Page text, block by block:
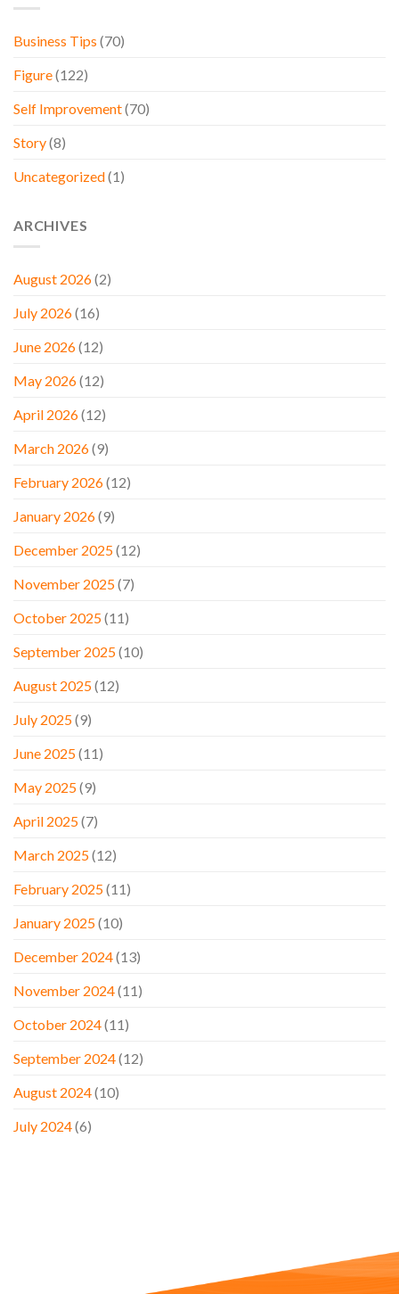
Business Tips (70)
Figure(122)
Self Improvement(70)
Story(8)
Uncategorized(1)
ARCHIVES
August 2026(2)
July 2026(16)
June 2026(12)
May 2026(12)
April 2026(12)
March 2026(9)
February 2026(12)
January 2026(9)
December 2025(12)
November 2025(7)
October 2025(11)
September 2025(10)
August 2025(12)
July 2025(9)
June 2025(11)
May 2025(9)
April 2025(7)
March 2025(12)
February 2025(11)
January 2025(10)
December 2024(13)
November 2024(11)
October 2024(11)
September 2024(12)
August 2024(10)
July 2024(6)